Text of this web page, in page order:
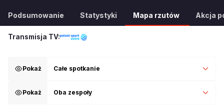
Podsumowanie Statystyki Mapa rzutów Akcja
Transmisja TV:
Pokaż Całe spotkanie
Pokaż Oba zespoły